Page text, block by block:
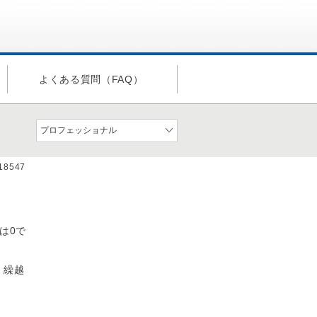
よくある質問（FAQ）
0で
繰越